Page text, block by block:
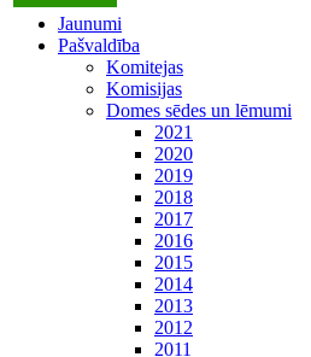
Jaunumi
Pašvaldība
Komitejas
Komisijas
Domes sēdes un lēmumi
2021
2020
2019
2018
2017
2016
2015
2014
2013
2012
2011